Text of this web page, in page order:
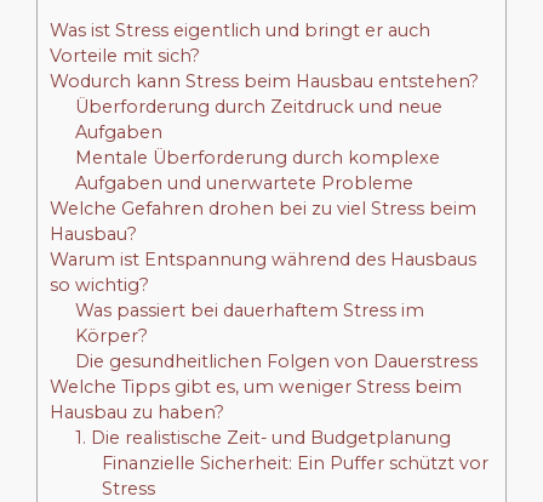
Was ist Stress eigentlich und bringt er auch
Vorteile mit sich?
Wodurch kann Stress beim Hausbau entstehen?
Überforderung durch Zeitdruck und neue
Aufgaben
Mentale Überforderung durch komplexe
Aufgaben und unerwartete Probleme
Welche Gefahren drohen bei zu viel Stress beim
Hausbau?
Warum ist Entspannung während des Hausbaus
so wichtig?
Was passiert bei dauerhaftem Stress im
Körper?
Die gesundheitlichen Folgen von Dauerstress
Welche Tipps gibt es, um weniger Stress beim
Hausbau zu haben?
1. Die realistische Zeit- und Budgetplanung
Finanzielle Sicherheit: Ein Puffer schützt vor
Stress